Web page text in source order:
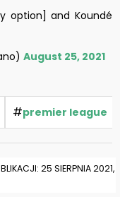
option] and Koundé
August 25, 2021
#premier league
25 SIERPNIA 2021,